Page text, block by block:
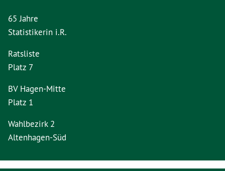
65 Jahre
Statistikerin i.R.
Ratsliste
Platz 7
BV Hagen-Mitte
Platz 1
Wahlbezirk 2
Altenhagen-Süd